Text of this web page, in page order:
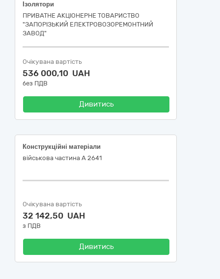
Ізолятори
ПРИВАТНЕ АКЦІОНЕРНЕ ТОВАРИСТВО
"ЗАПОРІЗЬКИЙ ЕЛЕКТРОВОЗОРЕМОНТНИЙ
ЗАВОД"
Очікувана вартість
536 000,10 UAH
без ПДВ
Дивитись
Конструкційні матеріали
військова частина А 2641
Очікувана вартість
32 142,50 UAH
з ПДВ
Дивитись